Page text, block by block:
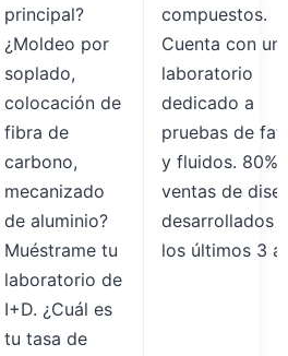
principal?
¿Moldeo por
soplado,
colocación de
fibra de
carbono,
mecanizado
de aluminio?
Muéstrame tu
laboratorio de
I+D. ¿Cuál es
tu tasa de
compuestos.
Cuenta con un
laboratorio
dedicado a
pruebas de
y fluidos. 80%
ventas de
desarrollados
los últimos 3